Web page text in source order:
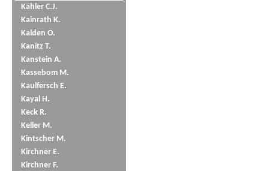
Kähler C.J.
Kainrath K.
Kalden O.
Kanitz T.
Kanstein A.
Kassebom M.
Kaulfersch E.
Kayal H.
Keck R.
Keller M.
Kintscher M.
Kirchner E.
Kirchner F.